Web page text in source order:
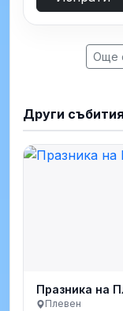
Още
Други
Празника на
Плевен